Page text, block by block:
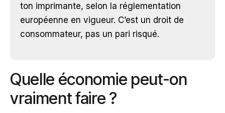
ton imprimante, selon la réglementation
européenne en vigueur. C’est un droit de
consommateur, pas un pari risqué.
Quelle économie peut-on
vraiment faire ?